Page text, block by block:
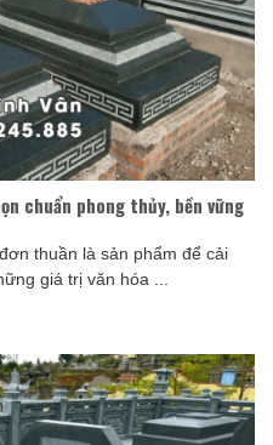
chuẩn phong thủy, bền vững
thuần là sản phẩm để cải
giá trị văn hóa ...